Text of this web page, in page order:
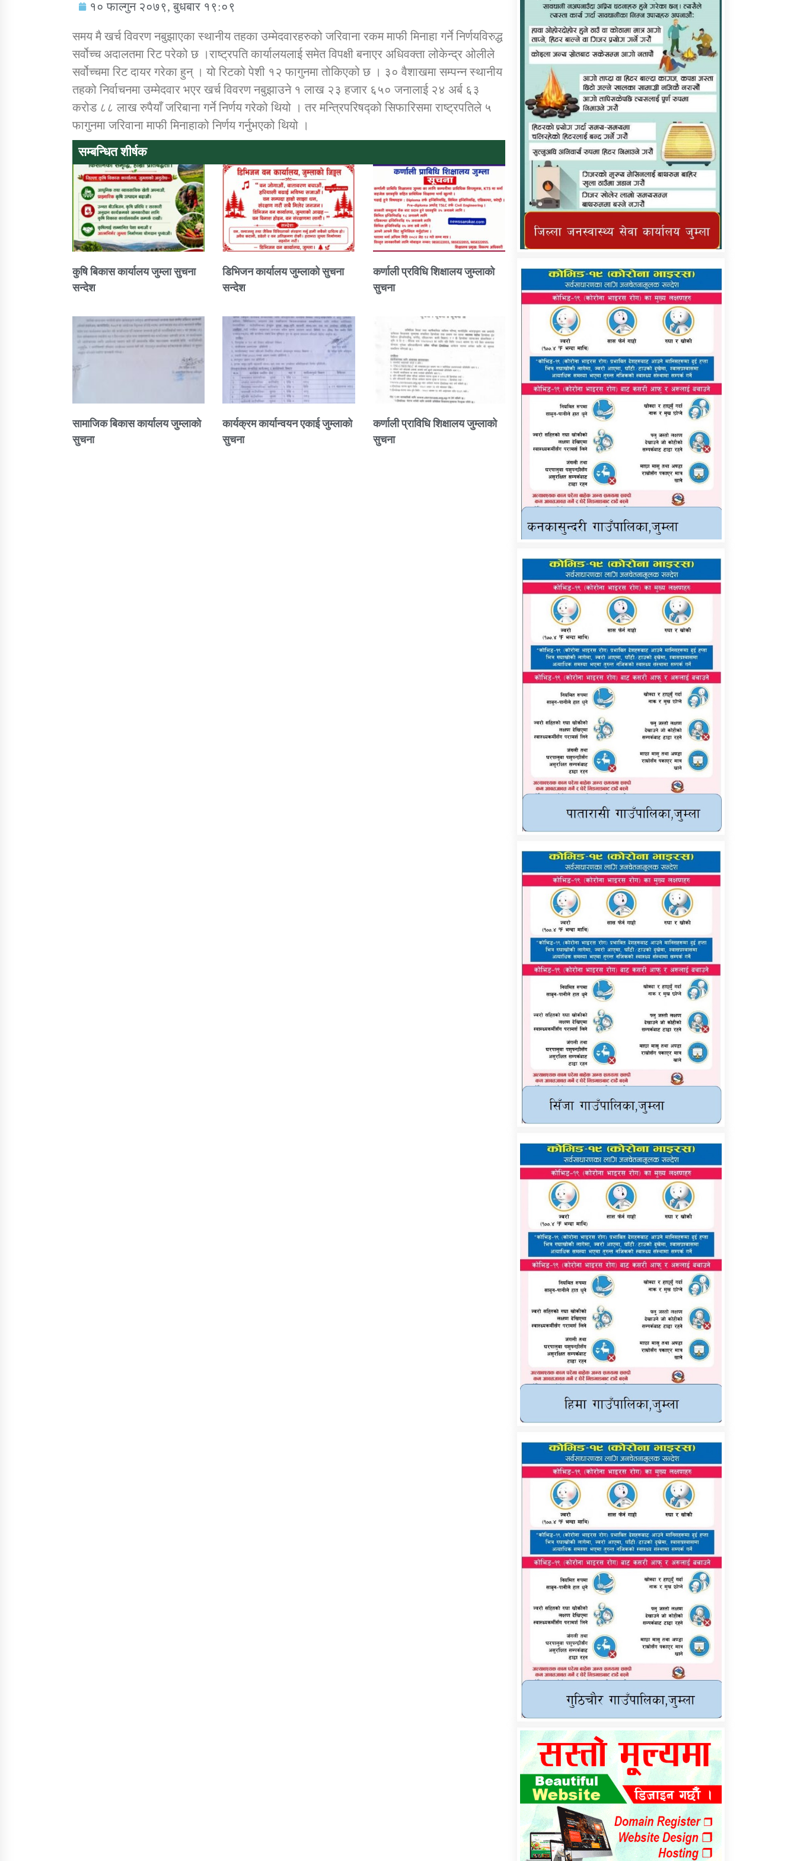
सामाजिक बिकास कार्यालय जुम्लाकाे सुचना कार्यक्रम कार्यान्वयन एकाई जुम्लाको सुचना कर्णाली प्राविधि शिक्षालय जुम्लाको सुचना
तातोपानी गाउँपालिकाको न्यायिक समिति सम्बन्धी
सन्देश
तातोपानी गाउँपालिका जुम्लाको महिला तथा
लैङ्गिक हिंसा सम्बन्धी सूचना सन्देश
तातोपानी गाउँपालिका जुम्लाको महिनावारी
तातोपानी गाउँपालिका जुम्लाको बालविवाह सन्देश तातोपानी गाउँपालिका जुम्लाको सूचना
१० फाल्गुन २०७९, बुधबार १९:०९
समय मै खर्च विवरण नबुझाएका स्थानीय तहका उम्मेदवारहरुको जरिवाना रकम माफी मिनाहा गर्ने निर्णयविरुद्ध
सर्वोच्च अदालतमा रिट परेको छ ।राष्ट्रपति कार्यालयलाई समेत विपक्षी बनाएर अधिवक्ता लोकेन्द्र ओलीले
सर्वोच्चमा रिट दायर गरेका हुन् । यो रिटको पेशी १२ फागुनमा तोकिएको छ । ३० वैशाखमा सम्पन्न स्थानीय
तहको निर्वाचनमा उम्मेदवार भएर खर्च विवरण नबुझाउने १ लाख २३ हजार ६५० जनालाई २४ अर्ब ६३
करोड ८८ लाख रुपैयाँ जरिबाना गर्ने निर्णय गरेको थियो । तर मन्त्रिपरिषद्को सिफारिसमा राष्ट्रपतिले ५
फागुनमा जरिवाना माफी मिनाहाको निर्णय गर्नुभएको थियो ।
सम्बन्धित शीर्षक
कुषि बिकास कार्यालय जुम्ला सुचना
सन्देश
डिभिजन कार्यालय जुम्लाको सुचना
सन्देश
कर्णाली प्रविधि शिक्षालय जुम्लाको
सुचना
सामाजिक बिकास कार्यालय जुम्लाकाे
सुचना
कार्यक्रम कार्यान्वयन एकाई जुम्लाको
सुचना
कर्णाली प्राविधि शिक्षालय जुम्लाको
सुचना